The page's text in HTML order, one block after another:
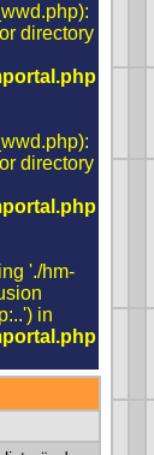
directory
directory
'./hm-
in